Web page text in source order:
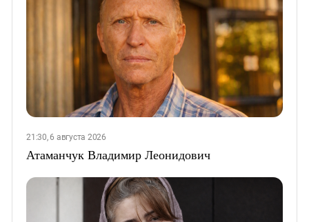
21:30, 6 августа 2026
Атаманчук Владимир Леонидович